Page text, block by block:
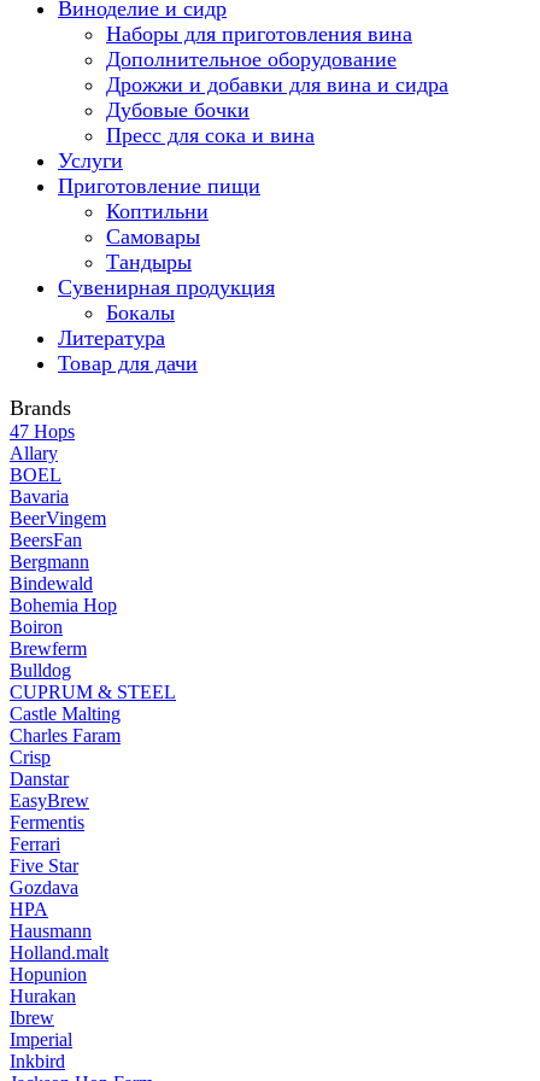
Виноделие и сидр
Наборы для приготовления вина
Дополнительное оборудование
Дрожжи и добавки для вина и сидра
Дубовые бочки
Пресс для сока и вина
Услуги
Приготовление пищи
Коптильни
Самовары
Тандыры
Сувенирная продукция
Бокалы
Литература
Товар для дачи
Brands
47 Hops
Allary
BOEL
Bavaria
BeerVingem
BeersFan
Bergmann
Bindewald
Bohemia Hop
Boiron
Brewferm
Bulldog
CUPRUM & STEEL
Castle Malting
Charles Faram
Crisp
Danstar
EasyBrew
Fermentis
Ferrari
Five Star
Gozdava
HPA
Hausmann
Holland.malt
Hopunion
Hurakan
Ibrew
Imperial
Inkbird